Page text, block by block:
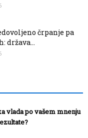
črpanje pa
država...
vlada po vašem mnenju